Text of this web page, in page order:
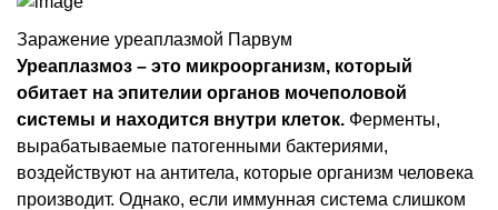
Заражение уреаплазмой Парвум
Уреаплазмоз – это микроорганизм, который
обитает на эпителии органов мочеполовой
системы и находится внутри клеток. Ферменты,
вырабатываемые патогенными бактериями,
воздействуют на антитела, которые организм человека
производит. Однако, если иммунная система слишком